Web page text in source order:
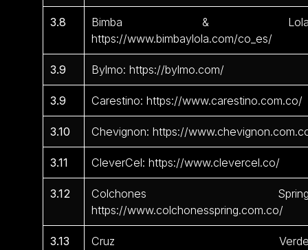
3.8
Bimba &
https://www.bimbaylola.com/co_es/
3.9 Bylmo: https://bylmo.com/
3.9 Carestino: https://www.carestino.com.co/
3.10 Chevignon: https://
3.11 CleverCel: https://www.clevercel.co/
3.12
Colchones
https://www.colchonesspring.com.co/
3.13
Cruz